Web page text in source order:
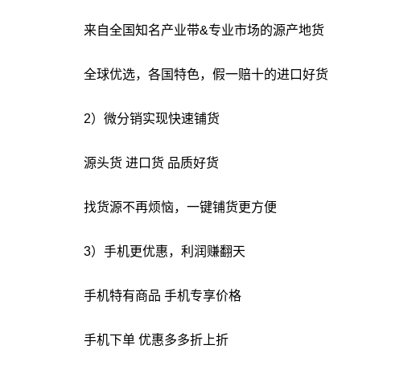
来自全国知名产业带&专业市场的源产地货
全球优选，各国特色，假一赔十的进口好货
2）微分销实现快速铺货
源头货 进口货 品质好货
找货源不再烦恼，一键铺货更方便
3）手机更优惠，利润赚翻天
手机特有商品 手机专享价格
手机下单 优惠多多折上折